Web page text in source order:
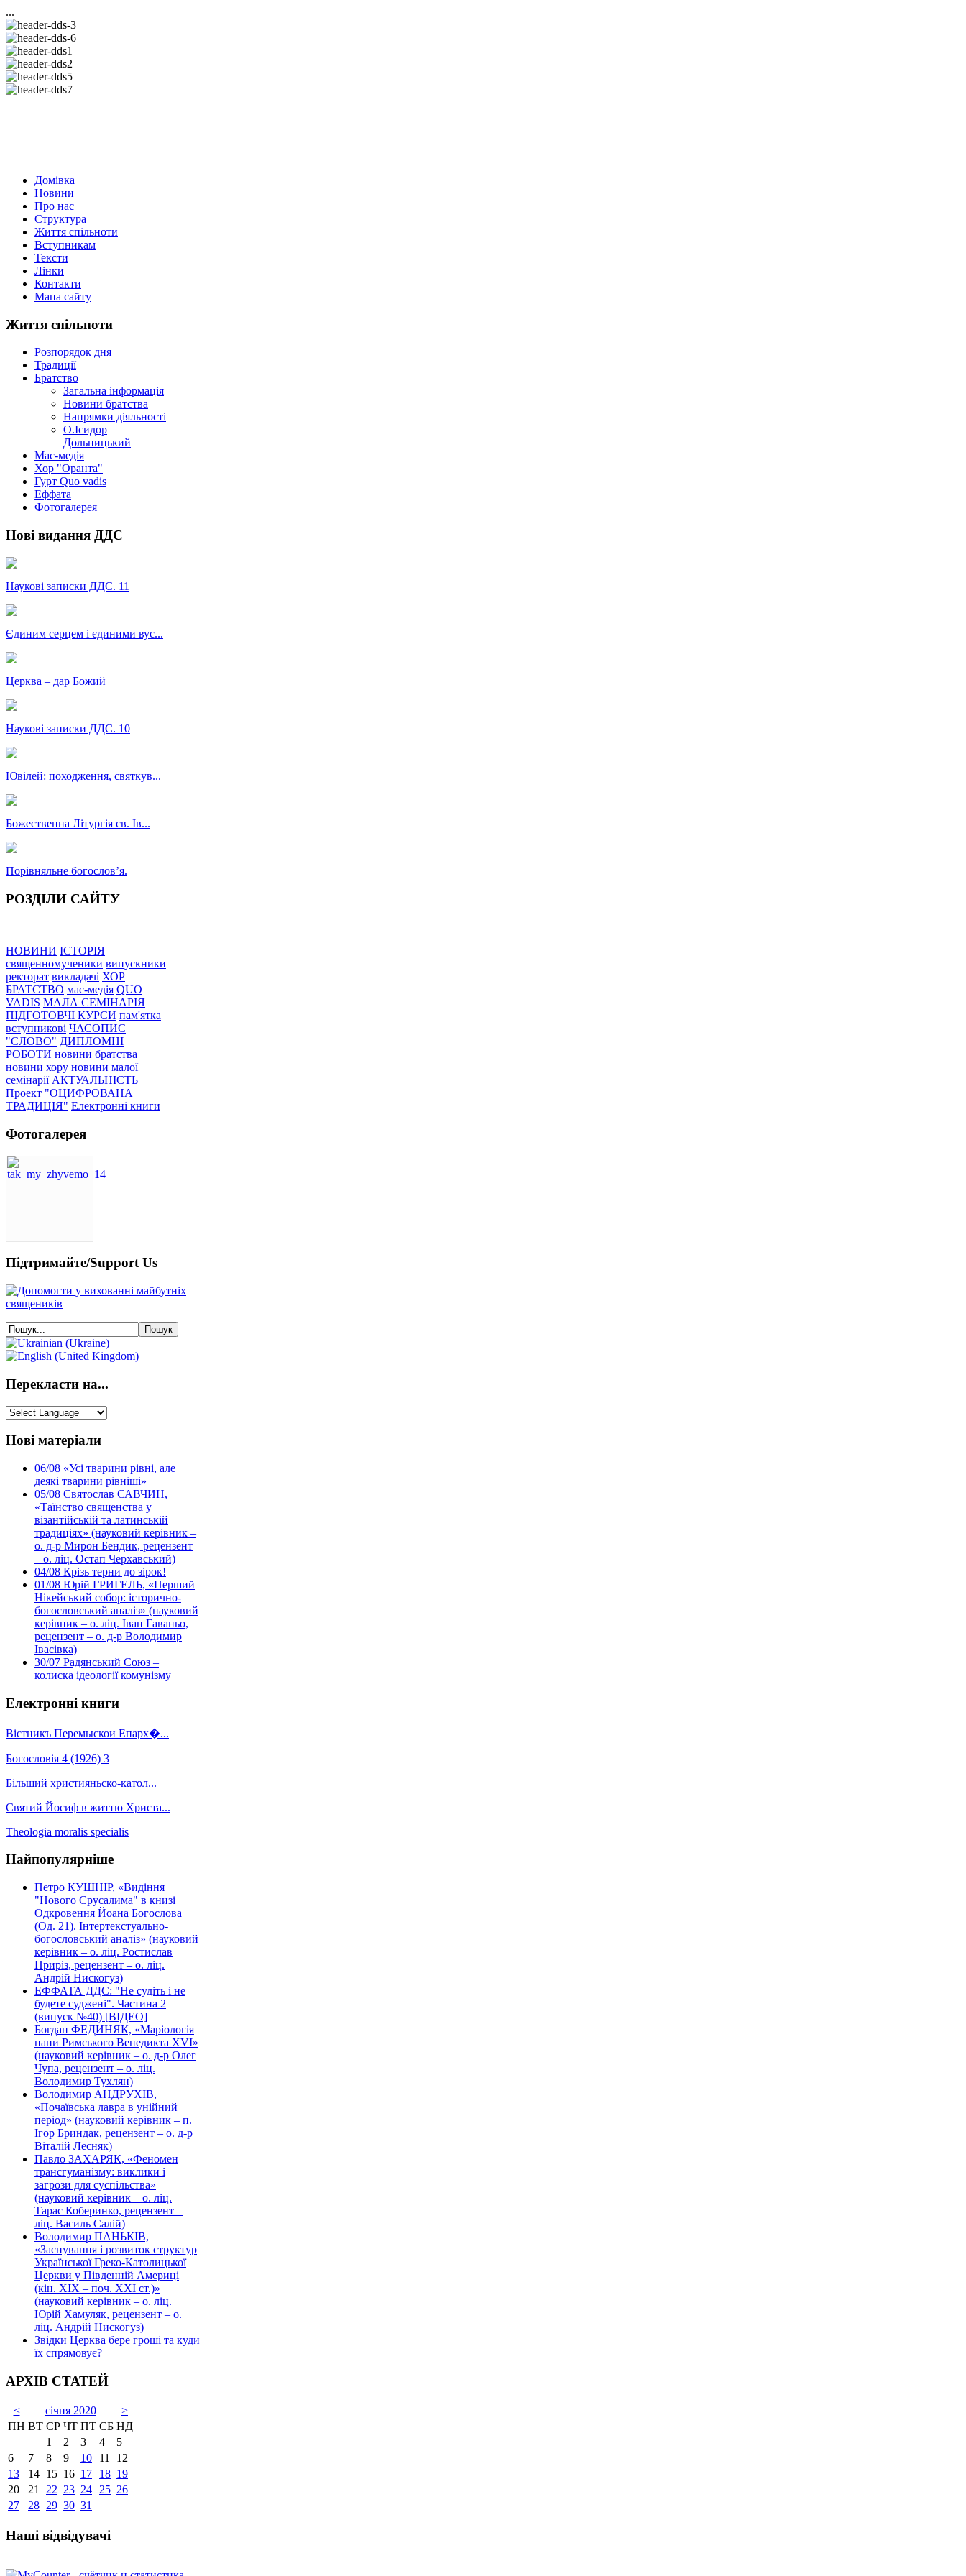
...
Домівка
Новини
Про нас
Структура
Життя спільноти
Вступникам
Тексти
Лінки
Контакти
Мапа сайту
Життя спільноти
Розпорядок дня
Традиції
Братство
Загальна інформація
Новини братства
Напрямки діяльності
О.Ісидор
Дольницький
Мас-медія
Хор "Оранта"
Гурт Quo vadis
Еффата
Фотогалерея
Нові видання ДДС
Наукові записки ДДС. 11
Єдиним серцем і єдиними вус...
Церква – дар Божий
Наукові записки ДДС. 10
Ювілей: походження, святкув...
Божественна Літургія св. Ів...
Порівняльне богословʼя.
РОЗДІЛИ САЙТУ
НОВИНИ ІСТОРІЯ
священномученики випускники
ректорат викладачі ХОР
БРАТСТВО мас-медія QUO
VADIS МАЛА СЕМІНАРІЯ
ПІДГОТОВЧІ КУРСИ пам'ятка
вступникові ЧАСОПИС
"СЛОВО" ДИПЛОМНІ
РОБОТИ новини братства
новини хору новини малої
семінарії АКТУАЛЬНІСТЬ
Проект "ОЦИФРОВАНА
ТРАДИЦІЯ" Електронні книги
Фотогалерея
Підтримайте/Support Us
Перекласти на...
Нові матеріали
06/08 «Усі тварини рівні, але
деякі тварини рівніші»
05/08 Святослав САВЧИН,
«Таїнство священства у
візантійській та латинській
традиціях» (науковий керівник –
о. д-р Мирон Бендик, рецензент
– о. ліц. Остап Черхавський)
04/08 Крізь терни до зірок!
01/08 Юрій ГРИГЕЛЬ, «Перший
Нікейський собор: історично-
богословський аналіз» (науковий
керівник – о. ліц. Іван Гаваньо,
рецензент – о. д-р Володимир
Івасівка)
30/07 Радянський Союз –
колиска ідеології комунізму
Електронні книги
Вістникъ Перемыскои Епарх�...
Богословія 4 (1926) 3
Більший християньско-катол...
Святий Йосиф в життю Христа...
Theologia moralis specialis
Найпопулярніше
Петро КУШНІР, «Видіння
"Нового Єрусалима" в книзі
Одкровення Йоана Богослова
(Од. 21). Інтертекстуально-
богословський аналіз» (науковий
керівник – о. ліц. Ростислав
Приріз, рецензент – о. ліц.
Андрій Нискогуз)
ЕФФАТА ДДС: "Не судіть і не
будете суджені". Частина 2
(випуск №40) [ВІДЕО]
Богдан ФЕДИНЯК, «Маріологія
папи Римського Венедикта XVI»
(науковий керівник – о. д-р Олег
Чупа, рецензент – о. ліц.
Володимир Тухлян)
Володимир АНДРУХІВ,
«Почаївська лавра в унійний
період» (науковий керівник – п.
Ігор Бриндак, рецензент – о. д-р
Віталій Лесняк)
Павло ЗАХАРЯК, «Феномен
трансгуманізму: виклики і
загрози для суспільства»
(науковий керівник – о. ліц.
Тарас Коберинко, рецензент –
ліц. Василь Салій)
Володимир ПАНЬКІВ,
«Заснування і розвиток структур
Української Греко-Католицької
Церкви у Південній Америці
(кін. ХІХ – поч. ХХІ ст.)»
(науковий керівник – о. ліц.
Юрій Хамуляк, рецензент – о.
ліц. Андрій Нискогуз)
Звідки Церква бере гроші та куди
їх спрямовує?
АРХІВ СТАТЕЙ
< січня 2020
>
ПН ВТ СР ЧТ ПТ СБ НД
1
2 3 4
5
6
7 8 9 10 11
12
13
14 15 16 17 18 19
20
21 22 23 24 25 26
27
28 29 30 31
Наші відвідувачі